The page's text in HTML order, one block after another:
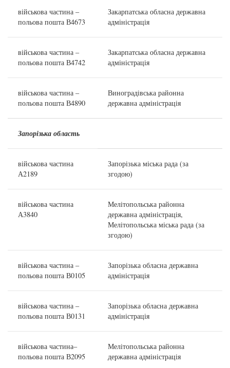
військова частина –
польова пошта В4673
Закарпатська обласна державна
адміністрація
військова частина –
польова пошта В4742
Закарпатська обласна державна
адміністрація
військова частина –
польова пошта В4890
Виноградівська районна
державна адміністрація
Запорізька область
військова частина
А2189
Запорізька міська рада (за
згодою)
військова частина
А3840
Мелітопольська районна
державна адміністрація,
Мелітопольська міська рада (за
згодою)
військова частина –
польова пошта В0105
Запорізька обласна державна
адміністрація
військова частина –
польова пошта В0131
Запорізька обласна державна
адміністрація
військова частина–
польова пошта В2095
Мелітопольська районна
державна адміністрація